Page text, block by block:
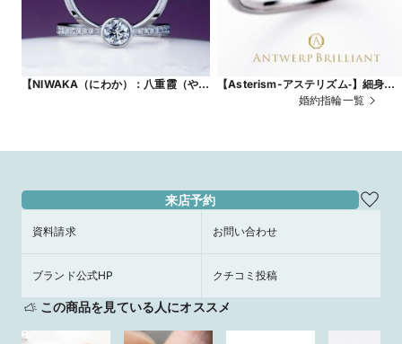
【NIWAKA（にわか）：八重霞（やえ
【Asterism-アステリズム‐】細身が
かわいい星モチーフの人気セットリン
婚約指輪一覧
来店予約
資料請求 お問い合わせ
ブランド公式HP クチコミ投稿
この商品を見ている人にオススメ